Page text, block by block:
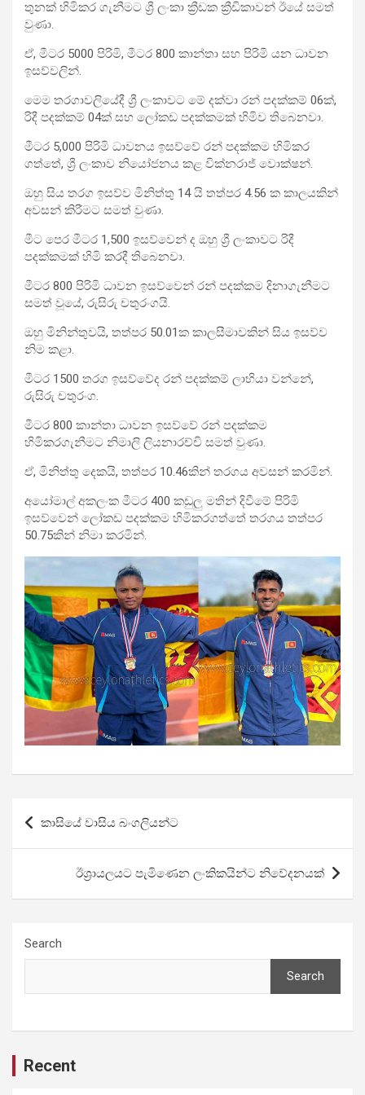
තුනක් හිමිකර ගැනීමට ශ්‍රී ලංකා ක්‍රීඩක ක්‍රීඩිකාවන් ඊයේ සමත්
වුණා.
ඒ, මීටර 5000 පිරිමි, මීටර 800 කාන්තා සහ පිරිමි යන ධාවන
ඉසව්වලින්.
මෙම තරගාවලියේදී ශ්‍රී ලංකාවට මේ දක්වා රන් පදක්කම් 06ක්,
රිදී පදක්කම් 04ක් සහ ලෝකඩ පදක්කමක් හිමිව තිබෙනවා.
මීටර 5,000 පිරිමි ධාවනය ඉසව්වේ රන් පදක්කම හිමිකර
ගත්තේ, ශ්‍රී ලංකාව නි‍යෝජනය කළ වික්නරාජ් වොක්ෂන්.
ඔහු සිය තරග ඉසව්ව මිනිත්තු 14 යි තත්පර 4.56 ක කාලයකින්
අවසන් කිරීමට සමත් වුණා.
මීට පෙර මීටර 1,500 ඉසව්වෙන් ද ඔහු ශ්‍රී ලංකාවට රිදී
පදක්කමක් හිමි කරදී තිබෙනවා.
මීටර 800 පිරිමි ධාවන ඉසව්වෙන් රන් පදක්කම දිනාගැනීමට
සමත් වූයේ, රුසිරු චතුරංගයි.
ඔහු මිනින්තුවයි, තත්පර 50.01ක කාලසීමාවකින් සිය ඉසව්ව
නිම කළා.
මීටර 1500 තරග ඉසව්වේද රන් පදක්කම් ලාභියා වන්නේ,
රුසිරු චතුරංග.
මීටර 800 කාන්තා ධාවන ඉසව්වේ රන් පදක්කම
හිමිකරගැනීමට නිමාලි ලියනාරච්චි සමත් වුණා.
ඒ, මිනිත්තු දෙකයි, තත්පර 10.46කින් තරගය අවසන් කරමින්.
අයෝමාල් අකලංක මීටර 400 කඩුලු මතින් දිවීමේ පිරිමි
ඉසව්වෙන් ලෝකඩ පදක්කම හිමිකරගත්තේ තරගය තත්පර
50.75කින් නිමා කරමින්.
Post
navigation
කාසියේ වාසිය බංගලියන්ට
ඊශ්‍රායලයට පැමිණෙන ලංකිකයින්ට නිවේදනයක්
Search
Search
Recent